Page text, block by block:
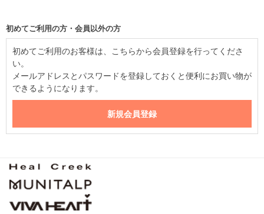
初めてご利用の方・会員以外の方
初めてご利用のお客様は、こちらから会員登録を行ってくださ
い。
メールアドレスとパスワードを登録しておくと便利にお買い物が
できるようになります。